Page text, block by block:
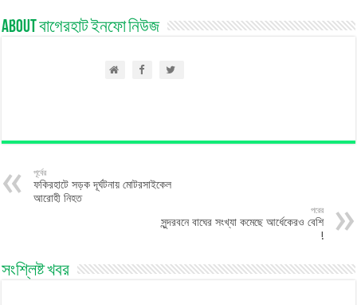
About বাগেরহাট ইনফো নিউজ
পূর্বের
ফকিরহাটে সড়ক দূর্ঘটনায় মোটরসাইকেল
আরোহী নিহত
পরের
সুন্দরবনে বাঘের সংখ্যা কমেছে আর্ধেকেরও বেশি
!
সংশ্লিষ্ট খবর